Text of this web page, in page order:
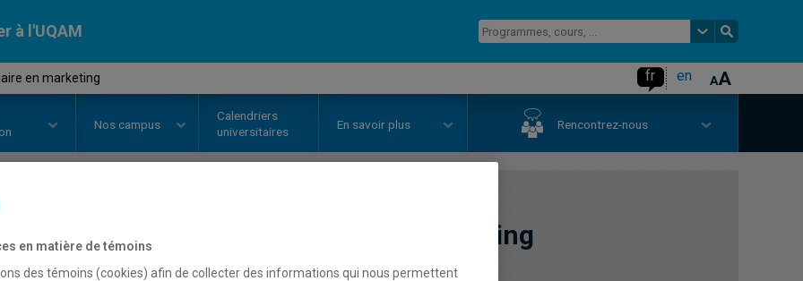
à l'UQAM
en marketing fr en
Nos campus
Calendriers
universitaires
En savoir plus Rencontrez-nous
// MKG630X Séminaire en marketing
en matière de témoins
des témoins (cookies) afin de collecter des informations qui nous permettent